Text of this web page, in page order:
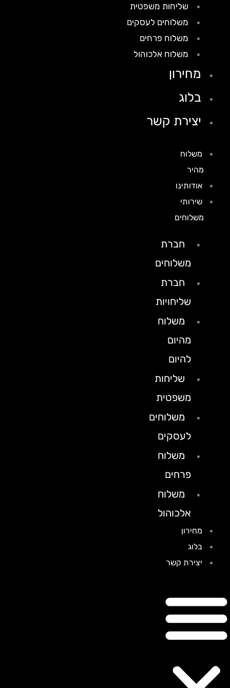
שליחות משפטית
משלוחים לעסקים
משלוח פרחים
משלוח אלכוהול
מחירון
בלוג
יצירת קשר
משלוח
אודותינו
שירותי
משלוחים
חברת
משלוחים
חברת
שליחויות
משלוח
מהיום
להיום
שליחות
משפטית
משלוחים
לעסקים
משלוח
פרחים
משלוח
אלכוהול
מחירון
בלוג
יצירת קשר